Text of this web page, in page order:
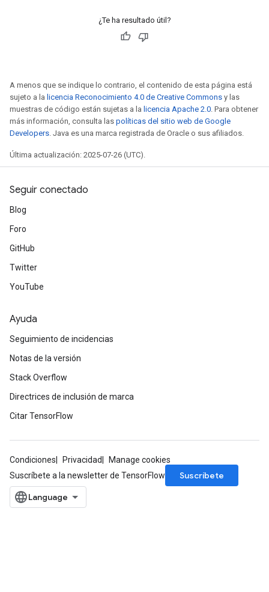
¿Te ha resultado útil?
A menos que se indique lo contrario, el contenido de esta página está
sujeto a la licencia Reconocimiento 4.0 de Creative Commons y las
muestras de código están sujetas a la licencia Apache 2.0 . Para obtener
más información, consulta las políticas del sitio web de Google
Developers . Java es una marca registrada de Oracle o sus afiliados.
Última actualización: 2025-07-26 (UTC).
Seguir conectado
Blog
Foro
GitHub
Twitter
YouTube
Ayuda
Seguimiento de incidencias
Notas de la versión
Stack Overflow
Directrices de inclusión de marca
Citar TensorFlow
Condiciones Privacidad
Manage cookies
Suscríbete a la newsletter de TensorFlow
Suscríbete